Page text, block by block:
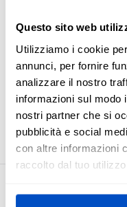
Questo sito web
Utilizziamo i cookie
annunci, per fornire
analizzare il nostro
informazioni sul modo
nostri partner che si
pubblicità e social
con altre informazioni
raccolto dal tuo
lunga durata. Le
bisogno per motivi
semplicemente
etichette Made in
della Repubblica Ceca
piega centrale
4,7